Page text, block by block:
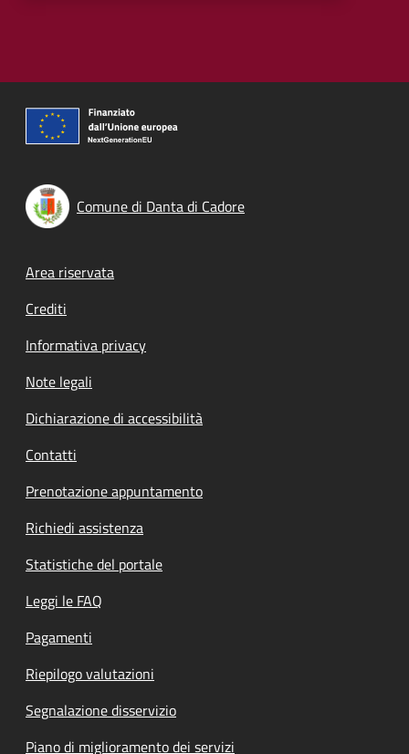
Comune di Danta di Cadore
Footer menu
Area riservata
Crediti
Informativa privacy
Note legali
Dichiarazione di accessibilità
Contatti
Prenotazione appuntamento
Richiedi assistenza
Statistiche del portale
Leggi le FAQ
Pagamenti
Riepilogo valutazioni
Segnalazione disservizio
Piano di miglioramento dei servizi